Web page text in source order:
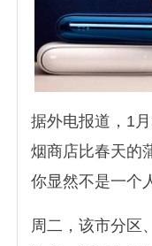
据外电报道，1
烟商店比春天的
你显然不是一个
周二，该市分区